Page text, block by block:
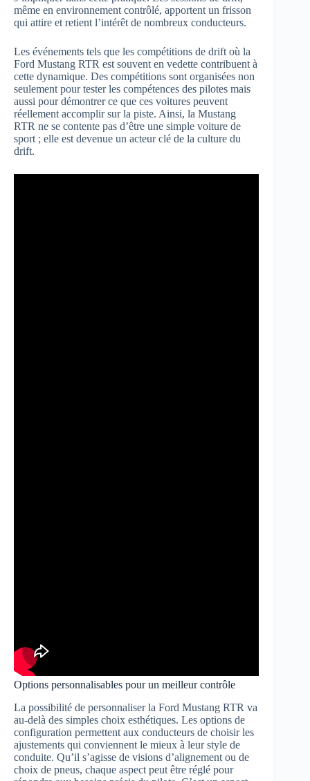
même en environnement contrôlé, apportent un frisson
qui attire et retient l’intérêt de nombreux conducteurs.
Les événements tels que les compétitions de drift où la
Ford Mustang RTR est souvent en vedette contribuent à
cette dynamique. Des compétitions sont organisées non
seulement pour tester les compétences des pilotes mais
aussi pour démontrer ce que ces voitures peuvent
réellement accomplir sur la piste. Ainsi, la Mustang
RTR ne se contente pas d’être une simple voiture de
sport ; elle est devenue un acteur clé de la culture du
drift.
Options personnalisables pour un meilleur contrôle
La possibilité de personnaliser la Ford Mustang RTR va
au-delà des simples choix esthétiques. Les options de
configuration permettent aux conducteurs de choisir les
ajustements qui conviennent le mieux à leur style de
conduite. Qu’il s’agisse de visions d’alignement ou de
choix de pneus, chaque aspect peut être réglé pour